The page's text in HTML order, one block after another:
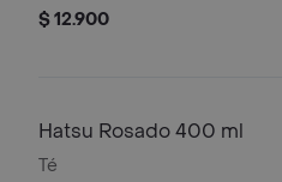
$ 12.900
Hatsu Rosado 400 ml
Té